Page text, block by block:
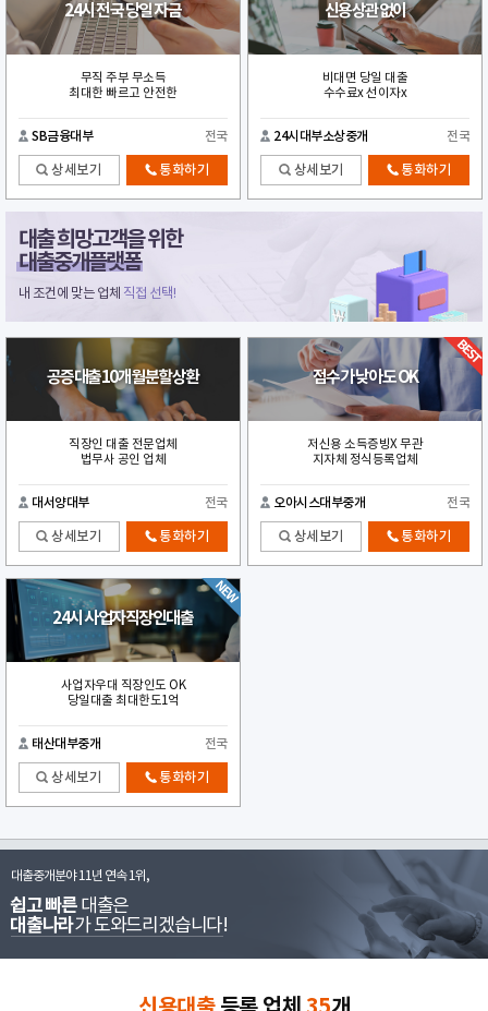
24시 전국 당일 자금
무직 주부 무소득
최대한 빠르고 안전한
SB금융대부 전국
상세보기 통화하기
신용상관없이
비대면 당일 대출
수수료x 선이자x
24시대부소상중개 전국
상세보기 통화하기
대출 희망고객을 위한
대출중개플랫폼
내 조건에 맞는 업체 직접 선택!
공증대출10개월분할상환
직장인 대출 전문업체
법무사 공인 업체
대서양대부 전국
상세보기 통화하기
점수가 낮아도 OK
저신용 소득증빙X 무관
지자체 정식등록업체
오아시스대부중개 전국
상세보기 통화하기
24시 사업자직장인대출
사업자우대 직장인도 OK
당일대출 최대한도1억
태산대부중개 전국
상세보기 통화하기
대출중개분야 11년 연속 1위,
쉽고 빠른 대출은
대출나라가 도와드리겠습니다!